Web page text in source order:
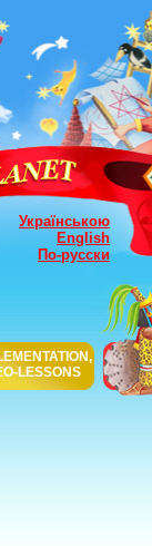
Українською
English
По-русски
LESSONS